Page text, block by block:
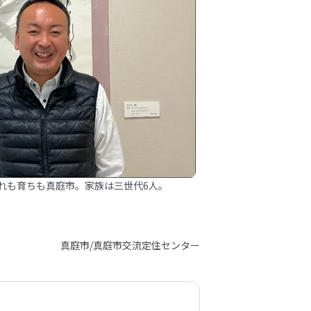
育ちも真庭市。家族は三世代6人。
真庭市/真庭市交流定住センター